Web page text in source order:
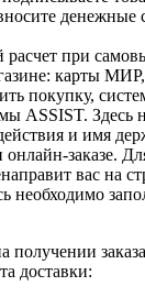
денежные
расчет при
карты
покупку,
ASSIST. Здесь
и имя
заказе.
вас на
необходимо
получении
доставки: